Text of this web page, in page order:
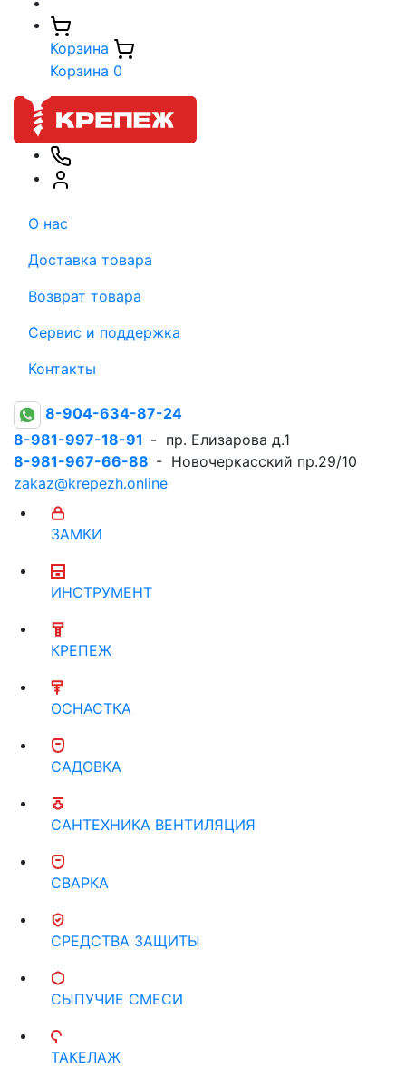
Корзина
Корзина 0
О нас
Доставка товара
Возврат товара
Сервис и поддержка
Контакты
8-904-634-87-24
8-981-997-18-91 - пр. Елизарова д.1
8-981-967-66-88 - Новочеркасский пр.29/10
zakaz@krepezh.online
ЗАМКИ
ИНСТРУМЕНТ
КРЕПЕЖ
ОСНАСТКА
САДОВКА
САНТЕХНИКА ВЕНТИЛЯЦИЯ
СВАРКА
СРЕДСТВА ЗАЩИТЫ
СЫПУЧИЕ СМЕСИ
ТАКЕЛАЖ